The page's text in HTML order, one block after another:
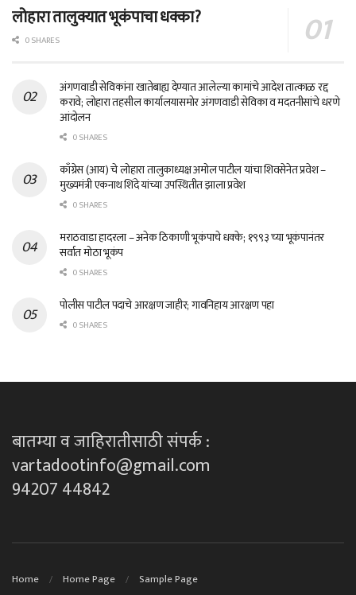
लोहारा तालुक्यात भूकंपाचा धक्का?
0 SHARES
अंगणवाडी सेविकांना खातेबाह्य देण्यात आलेल्या कामांचे आदेश तात्काळ रद्द
करावे; लोहारा तहसील कार्यालयासमोर अंगणवाडी सेविका व मदतनीसांचे धरणे
आंदोलन
0 SHARES
काँग्रेस (आय) चे लोहारा तालुकाध्यक्ष अमोल पाटील यांचा शिवसेनेत प्रवेश –
मुख्यमंत्री एकनाथ शिंदे यांच्या उपस्थितीत झाला प्रवेश
0 SHARES
मराठवाडा हादरला – अनेक ठिकाणी भूकंपाचे धक्के; १९९३ च्या भूकंपानंतर
सर्वात मोठा भूकंप
0 SHARES
पोलीस पाटील पदाचे आरक्षण जाहीर; गावनिहाय आरक्षण पहा
0 SHARES
बातम्या व जाहिरातीसाठी संपर्क :
vartadootinfo@gmail.com
94207 44842
Home Home Page Sample Page